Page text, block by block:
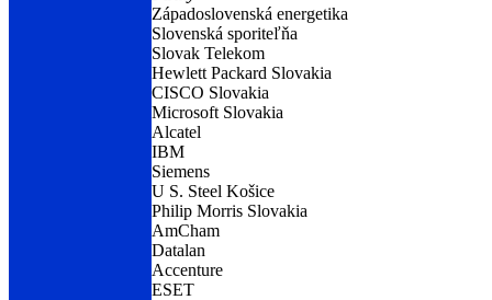
Západoslovenská energetika
Slovenská sporiteľňa
Slovak Telekom
Hewlett Packard Slovakia
CISCO Slovakia
Microsoft Slovakia
Alcatel
IBM
Siemens
U S. Steel Košice
Philip Morris Slovakia
AmCham
Datalan
Accenture
ESET